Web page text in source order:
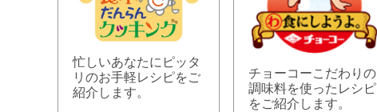
忙しいあなたにピッタ
リのお手軽レシピをご
紹介します。
チョーコーこだわりの
調味料を使ったレシピ
をご紹介します。